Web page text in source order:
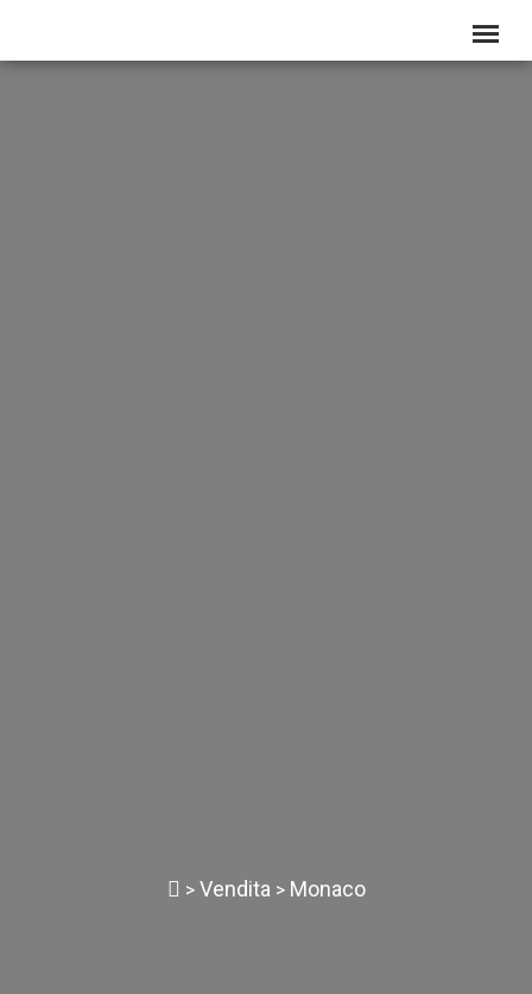
> Vendita > Monaco